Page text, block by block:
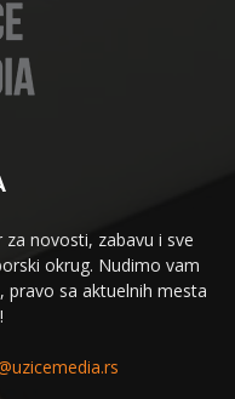
novosti, zabavu i sve
okrug. Nudimo vam
pravo sa aktuelnih mesta